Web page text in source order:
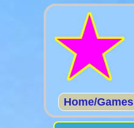
Home/Games